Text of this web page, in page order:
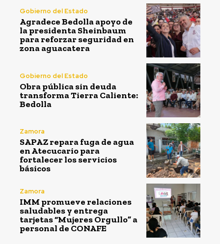
Gobierno del Estado
Agradece Bedolla apoyo de
la presidenta Sheinbaum
para reforzar seguridad en
zona aguacatera
Gobierno del Estado
Obra pública sin deuda
transforma Tierra Caliente:
Bedolla
Zamora
SAPAZ repara fuga de agua
en Atecucario para
fortalecer los servicios
básicos
Zamora
IMM promueve relaciones
saludables y entrega
tarjetas “Mujeres Orgullo” a
personal de CONAFE